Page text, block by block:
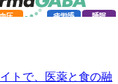
トで、医薬と食の融